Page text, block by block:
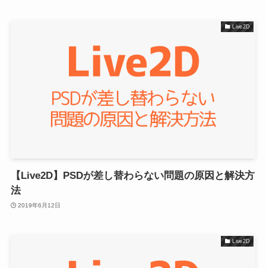
Live2D
【Live2D】PSDが差し替わらない問題の原因と解決方
法
2019年6月12日
Live2D